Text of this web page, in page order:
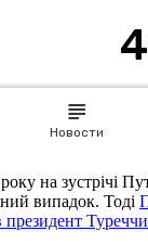
на зустрічі
випадок. Тоді
президент